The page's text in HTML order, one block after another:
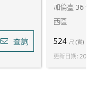
查詢
加倫臺 36 號
西區
524 尺 (實)
更新日期: